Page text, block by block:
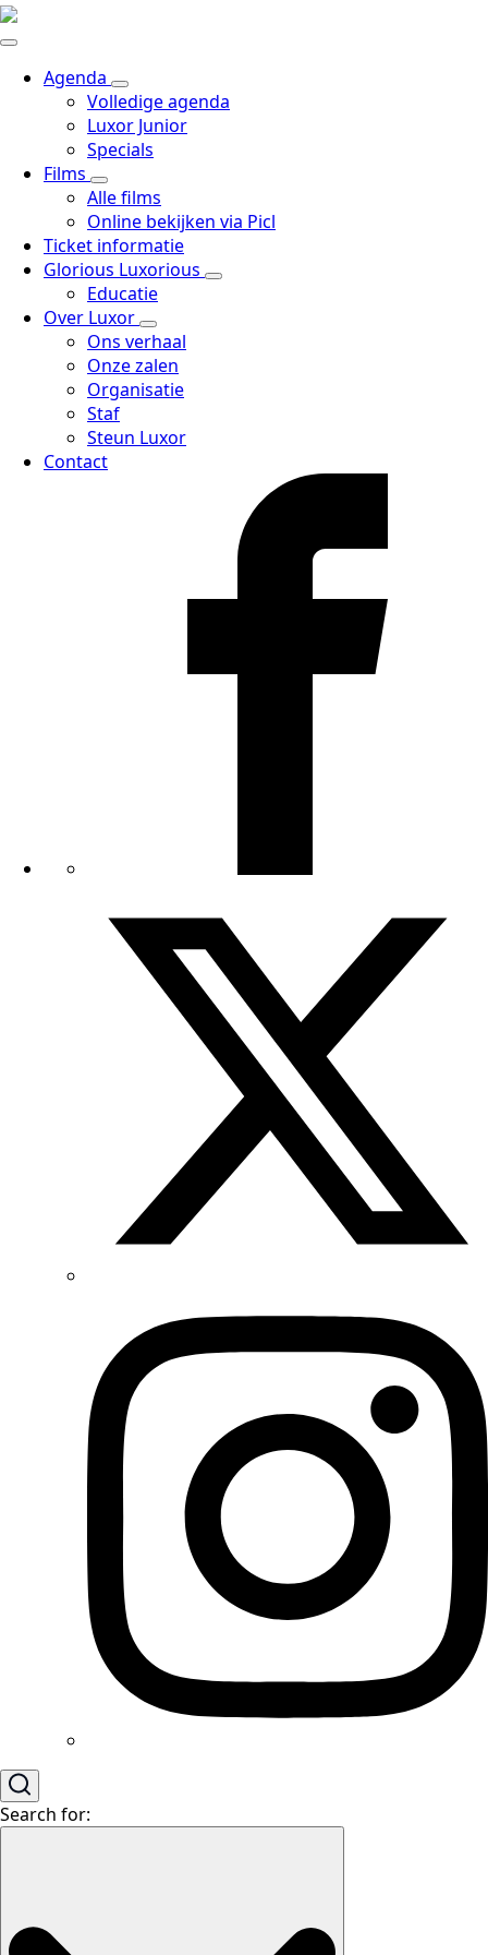
Agenda
Volledige agenda
Luxor Junior
Specials
Films
Alle films
Online bekijken via Picl
Ticket informatie
Glorious Luxorious
Educatie
Over Luxor
Ons verhaal
Onze zalen
Organisatie
Staf
Steun Luxor
Contact
Search for: